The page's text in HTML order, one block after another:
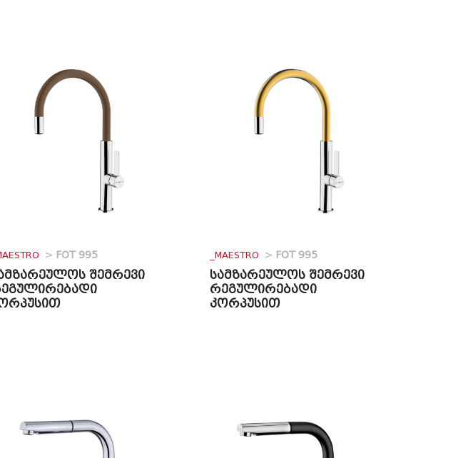
> FOT 995
შემრევი
_MAESTRO > FOT 995
სამზარეულოს შემრევი
რეგულირებადი
კორპუსით